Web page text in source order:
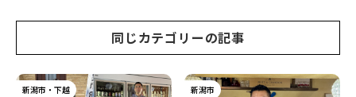
同じカテゴリーの記事
新潟市・下越 新潟市